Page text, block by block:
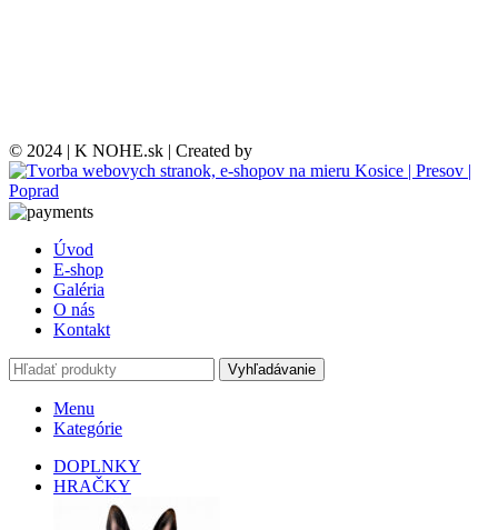
© 2024 | K NOHE.sk | Created by
Úvod
E-shop
Galéria
O nás
Kontakt
Vyhľadávanie
Menu
Kategórie
DOPLNKY
HRAČKY